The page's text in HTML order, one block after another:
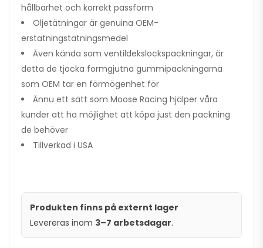
hållbarhet och korrekt passform
Oljetätningar är genuina OEM-
erstatningstätningsmedel
Även kända som ventildekslockspackningar, är
detta de tjocka formgjutna gummipackningarna
som OEM tar en förmögenhet för
Ännu ett sätt som Moose Racing hjälper våra
kunder att ha möjlighet att köpa just den packning
de behöver
Tillverkad i USA
Produkten finns på externt lager
Levereras inom 3–7 arbetsdagar.